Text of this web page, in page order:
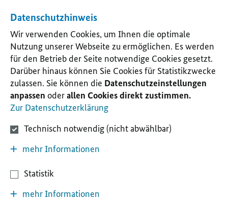
Datenschutzhinweis
Wir verwenden Cookies, um Ihnen die optimale
Nutzung unserer Webseite zu ermöglichen. Es werden
für den Betrieb der Seite notwendige Cookies gesetzt.
Darüber hinaus können Sie Cookies für Statistikzwecke
zulassen. Sie können die Datenschutzeinstellungen
anpassen oderallen Cookies direkt zustimmen.
Zur Datenschutzerklärung
Technisch notwendig (nicht abwählbar)
mehr Informationen
Statistik
mehr Informationen